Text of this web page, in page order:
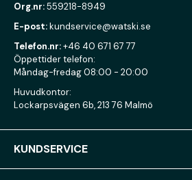
Org.nr:559218-8949
E-post:kundservice@watski.se
Telefon.nr:+46 40 671 67 77
Öppettider telefon:
Måndag-fredag 08:00 - 20:00
Huvudkontor:
Lockarpsvägen 6b, 213 76 Malmö
KUNDSERVICE